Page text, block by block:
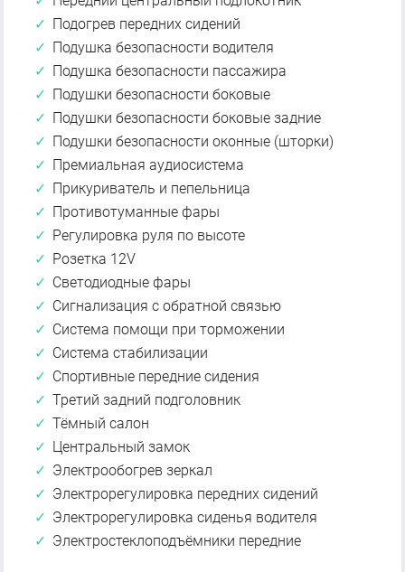
Подогрев передних сидений
Подушка безопасности водителя
Подушка безопасности пассажира
Подушки безопасности боковые
Подушки безопасности боковые задние
Подушки безопасности оконные (шторки)
Премиальная аудиосистема
Прикуриватель и пепельница
Противотуманные фары
Регулировка руля по высоте
Розетка 12V
Светодиодные фары
Сигнализация с обратной связью
Система помощи при торможении
Система стабилизации
Спортивные передние сидения
Третий задний подголовник
Тёмный салон
Центральный замок
Электрообогрев зеркал
Электрорегулировка передних сидений
Электрорегулировка сиденья водителя
Электростеклоподъёмники передние